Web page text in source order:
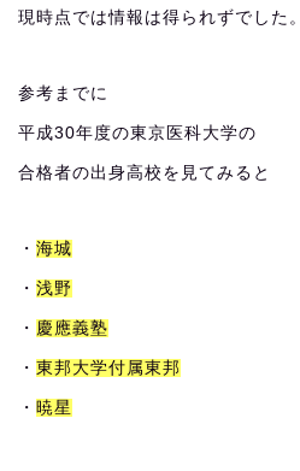
現時点では情報は得られずでした。
参考までに
平成30年度の東京医科大学の
合格者の出身高校を見てみると
・ 海城
・ 浅野
・ 慶應義塾
・ 東邦大学付属東邦
・ 暁星